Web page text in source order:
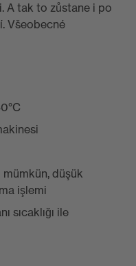
A tak to zůstane i po
Všeobecné
düşük
işlemi
sıcaklığı ile